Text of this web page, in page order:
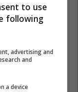
to use
following
advertising and
and
a device